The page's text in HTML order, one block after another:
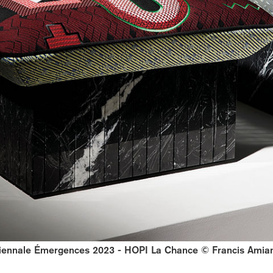
Émergences 2023 - HOPI La Chance © Francis